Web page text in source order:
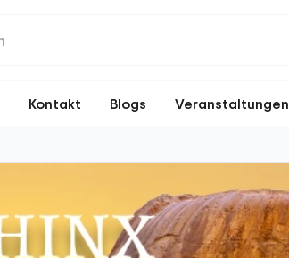
Kontakt Blogs Veranstaltungen